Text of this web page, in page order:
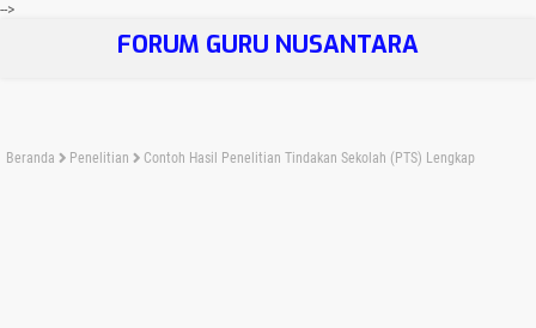
-->
FORUM GURU NUSANTARA
Beranda Penelitian Contoh Hasil Penelitian Tindakan Sekolah (PTS) Lengkap